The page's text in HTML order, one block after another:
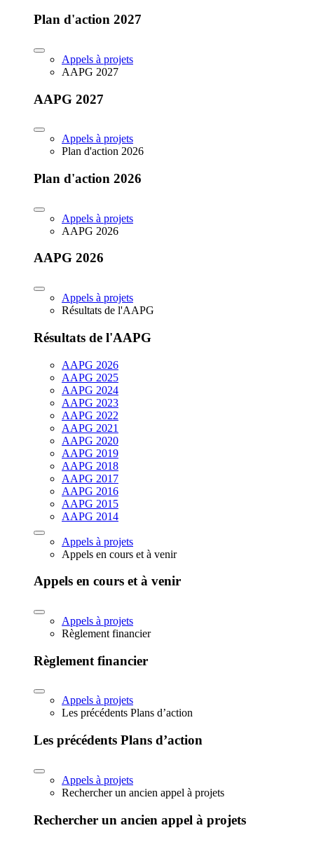
Plan d'action 2027
Appels à projets
AAPG 2027
AAPG 2027
Appels à projets
Plan d'action 2026
Plan d'action 2026
Appels à projets
AAPG 2026
AAPG 2026
Appels à projets
Résultats de l'AAPG
Résultats de l'AAPG
AAPG 2026
AAPG 2025
AAPG 2024
AAPG 2023
AAPG 2022
AAPG 2021
AAPG 2020
AAPG 2019
AAPG 2018
AAPG 2017
AAPG 2016
AAPG 2015
AAPG 2014
Appels à projets
Appels en cours et à venir
Appels en cours et à venir
Appels à projets
Règlement financier
Règlement financier
Appels à projets
Les précédents Plans d’action
Les précédents Plans d’action
Appels à projets
Rechercher un ancien appel à projets
Rechercher un ancien appel à projets